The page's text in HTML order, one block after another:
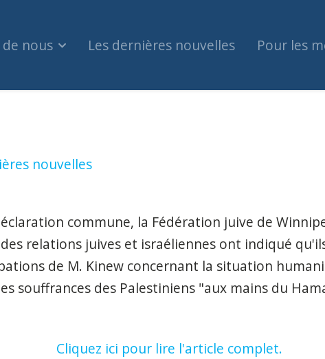
nous Les dernières nouvelles Pour les
nouvelles
s'impose à Gaza alors que les victimes civiles
commune, la Fédération juive de
relations juives et israéliennes ont indiqué
de M. Kinew concernant la situation
souffrances des Palestiniens "aux mains du
Cliquez ici pour lire l'article complet.